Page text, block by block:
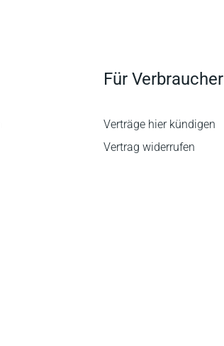
Für Verbraucher
Verträge hier kündigen
Vertrag widerrufen